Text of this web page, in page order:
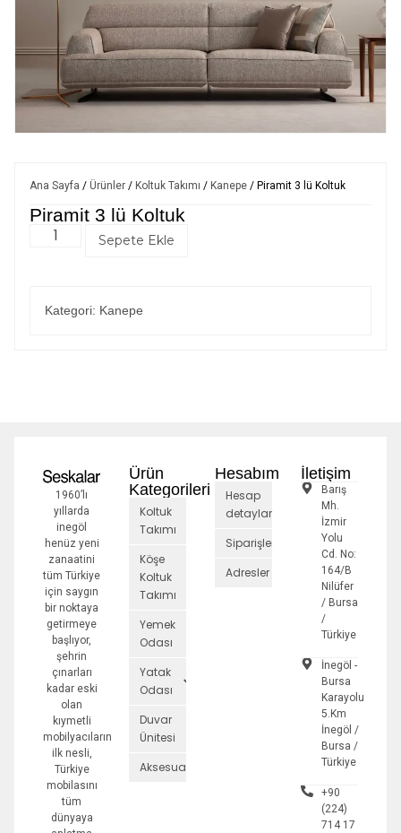
Ana Sayfa / Ürünler / Koltuk Takımı / Kanepe / Piramit 3 lü Koltuk
Piramit 3 lü Koltuk
Sepete Ekle
Kategori: Kanepe
1960’lı
yıllarda
inegöl
henüz yeni
zanaatini
tüm Türkiye
için saygın
bir noktaya
getirmeye
başlıyor,
şehrin
çınarları
kadar eski
olan
kıymetli
mobilyacıların
ilk nesli,
Türkiye
mobilasını
tüm
dünyaya
Ürün
Kategorileri
Koltuk
Takımı
Köşe
Koltuk
Takımı
Yemek
Odası
Yatak
Odası
Duvar
Ünitesi
Aksesuarlar
Hesabım
Hesap
detayları
Siparişler
Adresler
İletişim
Barış
Mh.
İzmir
Yolu
Cd. No:
164/B
Nilüfer
/ Bursa
/
Türkiye
İnegöl -
Bursa
Karayolu
5.Km
İnegöl /
Bursa /
Türkiye
+90
(224)
714 17